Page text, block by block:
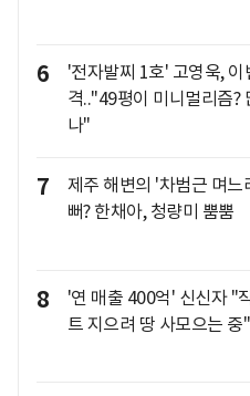
6
'전자발찌 1호' 고영욱, 이
격.."49평이 미니멀리즘?
나"
7
제주 해변의 '차범근 며느
뻐? 한채아, 청량미 뿜뿜
8
'연 매출 400억' 신신자 "
트 지으려 땅 사모으는